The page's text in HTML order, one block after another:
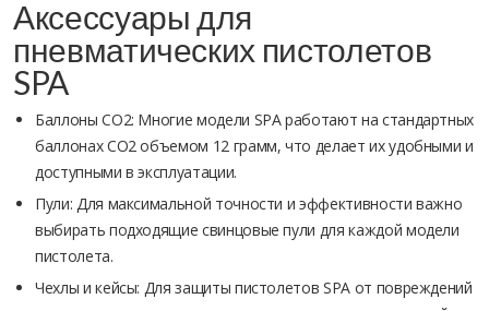
Аксессуары для
пневматических пистолетов
SPA
Баллоны CO2: Многие модели SPA работают на стандартных
баллонах CO2 объемом 12 грамм, что делает их удобными и
доступными в эксплуатации.
Пули: Для максимальной точности и эффективности важно
выбирать подходящие свинцовые пули для каждой модели
пистолета.
Чехлы и кейсы: Для защиты пистолетов SPA от повреждений